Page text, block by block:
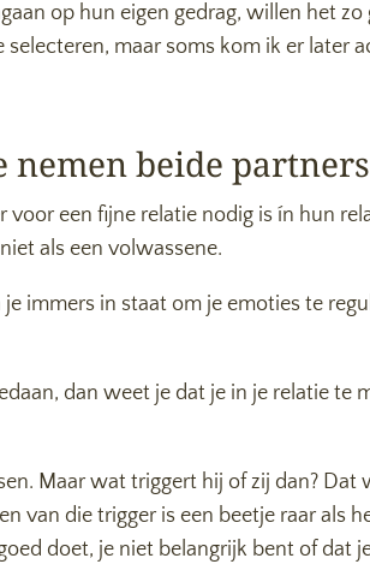
op hun eigen gedrag, willen het
maar soms kom ik er later
nemen beide
voor een fijne relatie nodig is ín hun
als een volwassene.
immers in staat om je emoties te
dan weet je dat je in je relatie te
Maar wat triggert hij of zij dan?
van die trigger is een beetje raar als
doet, je niet belangrijk bent of dat